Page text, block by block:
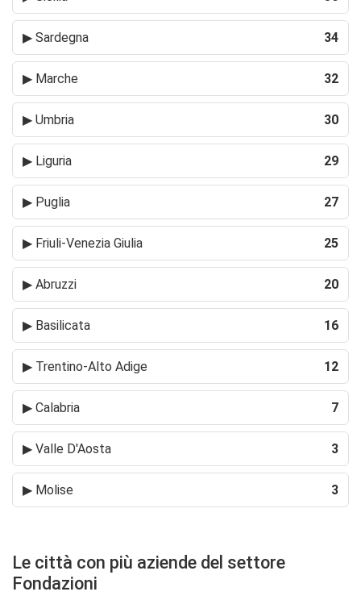
▶ Sardegna 34
▶ Marche 32
▶ Umbria 30
▶ Liguria 29
▶ Puglia 27
▶ Friuli-Venezia Giulia 25
▶ Abruzzi 20
▶ Basilicata 16
▶ Trentino-Alto Adige 12
▶ Calabria 7
▶ Valle D'Aosta 3
▶ Molise 3
Le città con più aziende del settore
Fondazioni